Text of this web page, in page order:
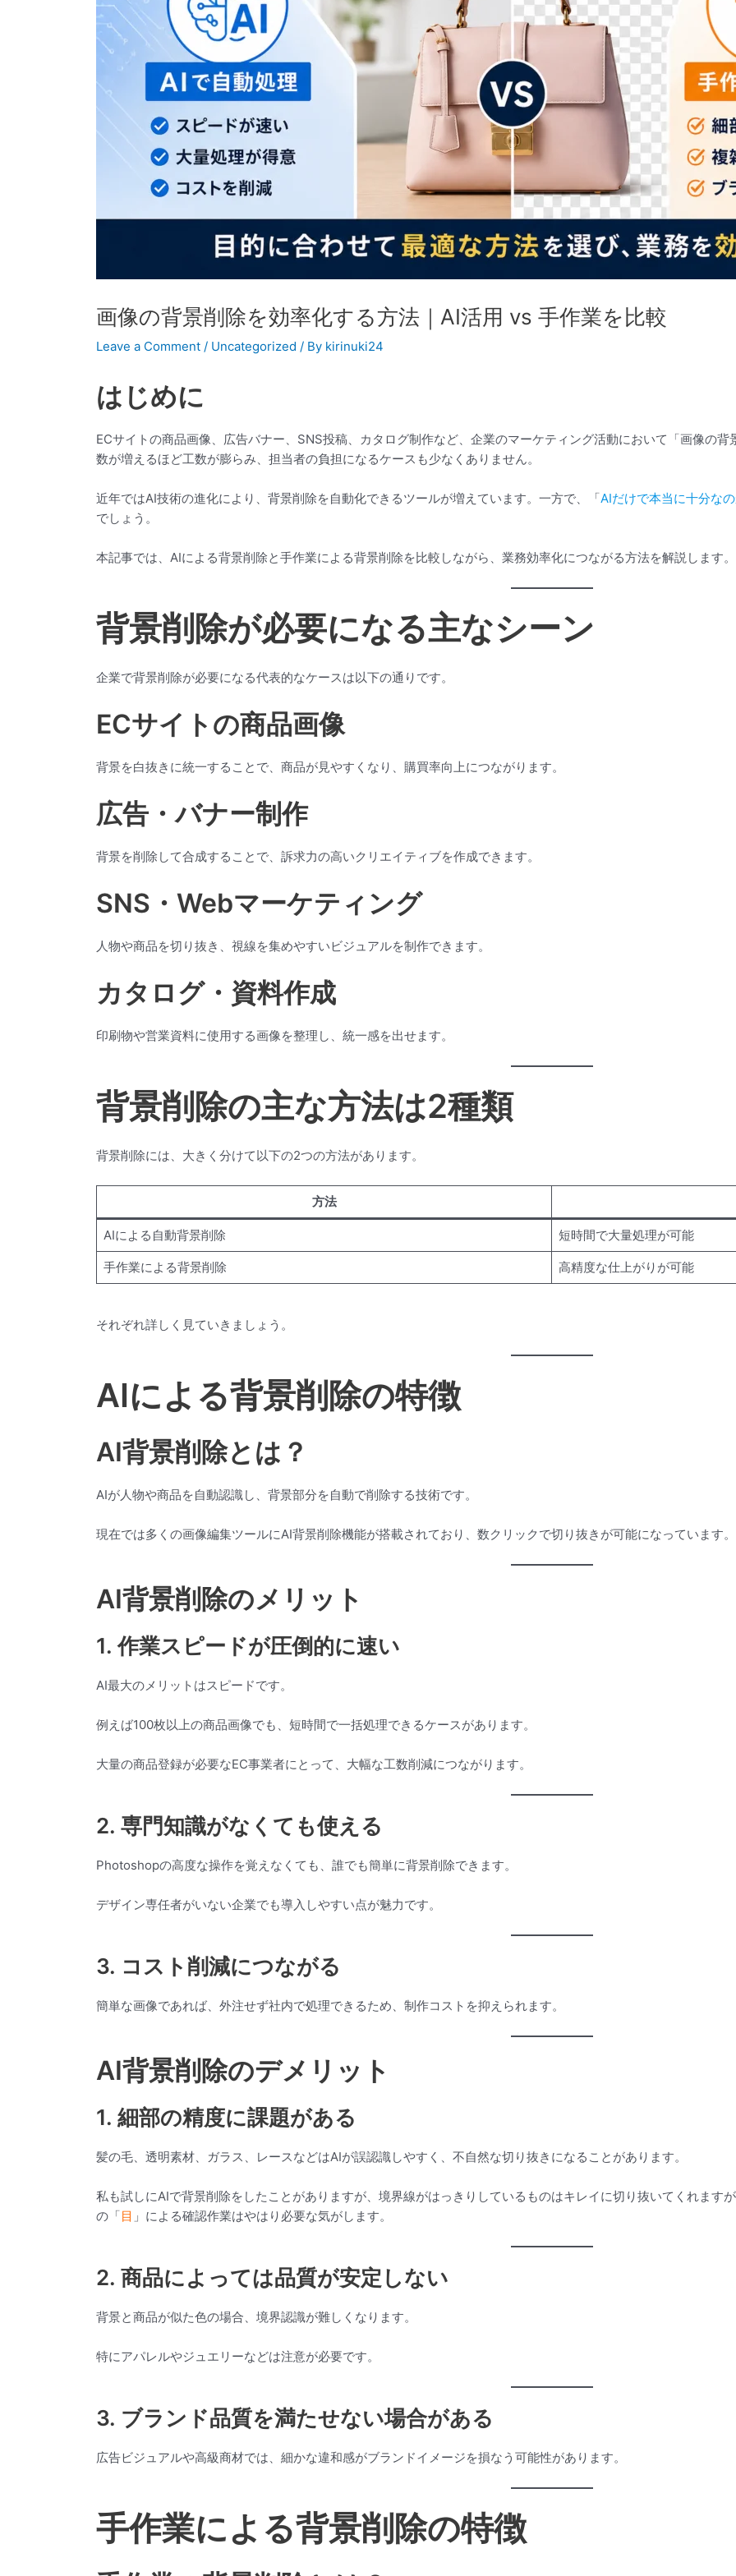
画像の背景削除を効率化する方法｜AI活用 vs 手作業を比較
Leave a Comment / Uncategorized / By kirinuki24
はじめに
ECサイトの商品画像、広告バナー、SNS投稿、カタログ制作など、企業のマーケティング活動において「画像の
数が増えるほど工数が膨らみ、担当者の負担になるケースも少なくありません。
近年ではAI技術の進化により、背景削除を自動化できるツールが増えています。一方で、「AIだけで本当に十分な
でしょう。
本記事では、AIによる背景削除と手作業による背景削除を比較しながら、業務効率化につながる方法を解説します。
背景削除が必要になる主なシーン
企業で背景削除が必要になる代表的なケースは以下の通りです。
ECサイトの商品画像
背景を白抜きに統一することで、商品が見やすくなり、購買率向上につながります。
広告・バナー制作
背景を削除して合成することで、訴求力の高いクリエイティブを作成できます。
SNS・Webマーケティング
人物や商品を切り抜き、視線を集めやすいビジュアルを制作できます。
カタログ・資料作成
印刷物や営業資料に使用する画像を整理し、統一感を出せます。
背景削除の主な方法は2種類
背景削除には、大きく分けて以下の2つの方法があります。
方法
AIによる自動背景削除 短時間で大量処理が可能
手作業による背景削除 高精度な仕上がりが可能
それぞれ詳しく見ていきましょう。
AIによる背景削除の特徴
AI背景削除とは？
AIが人物や商品を自動認識し、背景部分を自動で削除する技術です。
現在では多くの画像編集ツールにAI背景削除機能が搭載されており、数クリックで切り抜きが可能になっています。
AI背景削除のメリット
1. 作業スピードが圧倒的に速い
AI最大のメリットはスピードです。
例えば100枚以上の商品画像でも、短時間で一括処理できるケースがあります。
大量の商品登録が必要なEC事業者にとって、大幅な工数削減につながります。
2. 専門知識がなくても使える
Photoshopの高度な操作を覚えなくても、誰でも簡単に背景削除できます。
デザイン専任者がいない企業でも導入しやすい点が魅力です。
3. コスト削減につながる
簡単な画像であれば、外注せず社内で処理できるため、制作コストを抑えられます。
AI背景削除のデメリット
1. 細部の精度に課題がある
髪の毛、透明素材、ガラス、レースなどはAIが誤認識しやすく、不自然な切り抜きになることがあります。
私も試しにAIで背景削除をしたことがありますが、境界線がはっきりしているものはキレイに切り抜いてくれます
の「目 」による確認作業はやはり必要な気がします。
2. 商品によっては品質が安定しない
背景と商品が似た色の場合、境界認識が難しくなります。
特にアパレルやジュエリーなどは注意が必要です。
3. ブランド品質を満たせない場合がある
広告ビジュアルや高級商材では、細かな違和感がブランドイメージを損なう可能性があります。
手作業による背景削除の特徴